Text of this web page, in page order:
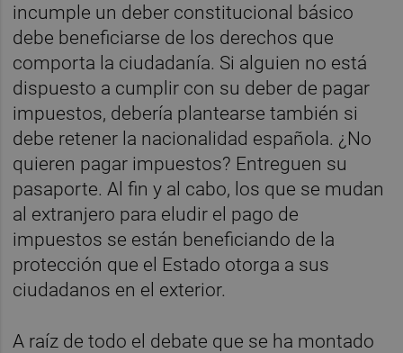
incumple un deber constitucional básico
debe beneficiarse de los derechos que
comporta la ciudadanía. Si alguien no está
dispuesto a cumplir con su deber de pagar
impuestos, debería plantearse también si
debe retener la nacionalidad española. ¿No
quieren pagar impuestos? Entreguen su
pasaporte. Al fin y al cabo, los que se mudan
al extranjero para eludir el pago de
impuestos se están beneficiando de la
protección que el Estado otorga a sus
ciudadanos en el exterior.
A raíz de todo el debate que se ha montado